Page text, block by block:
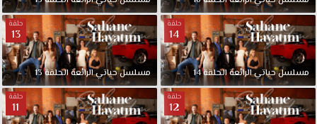
بمظالم
كبيرة،
وعملت
جاهدة
للتغلب
عليها،
وفعلت
ما
حلقة
14
مسلسلحياتيالرائعةالحلقة14
حلقة
13
مسلسلحياتيالرائعةالحلقة13
حلقة
12
حلقة
11